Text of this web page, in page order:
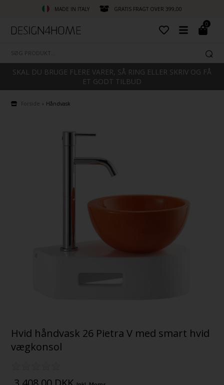
MADE IN ITALY GRATIS FRAGT OVER 399,00
0
SKAL DU BRUGE FLERE VARER, SÅ RING ELLER SKRIV OG FÅ
ET GODT TILBUD
Forside Håndvask
Hvid håndvask 26 Pietra V med smart hvid
vægkonsol